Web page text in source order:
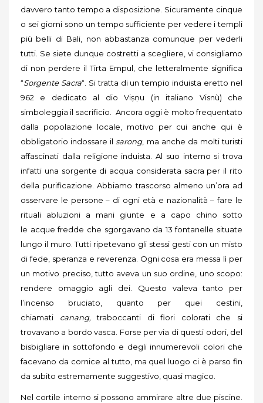
davvero tanto tempo a disposizione. Sicuramente cinque
o sei giorni sono un tempo sufficiente per vedere i templi
più belli di Bali, non abbastanza comunque per vederli
tutti. Se siete dunque costretti a scegliere, vi consigliamo
di non perdere il Tirta Empul, che letteralmente significa
“Sorgente Sacra“. Si tratta di un tempio induista eretto nel
962 e dedicato al dio Viṣṇu (in italiano Visnù) che
simboleggia il sacrificio. Ancora oggi è molto frequentato
dalla popolazione locale, motivo per cui anche qui è
obbligatorio indossare il sarong, ma anche da molti turisti
affascinati dalla religione induista. Al suo interno si trova
infatti una sorgente di acqua considerata sacra per il rito
della purificazione. Abbiamo trascorso almeno un’ora ad
osservare le persone – di ogni età e nazionalità – fare le
rituali abluzioni a mani giunte e a capo chino sotto
le acque fredde che sgorgavano da 13 fontanelle situate
lungo il muro. Tutti ripetevano gli stessi gesti con un misto
di fede, speranza e reverenza. Ogni cosa era messa lì per
un motivo preciso, tutto aveva un suo ordine, uno scopo:
rendere omaggio agli dei. Questo valeva tanto per
l’incenso bruciato, quanto per quei cestini,
chiamati canang,traboccanti di fiori colorati che si
trovavano a bordo vasca. Forse per via di questi odori, del
bisbigliare in sottofondo e degli innumerevoli colori che
facevano da cornice al tutto, ma quel luogo ci è parso fin
da subito estremamente suggestivo, quasi magico.
Nel cortile interno si possono ammirare altre due piscine.